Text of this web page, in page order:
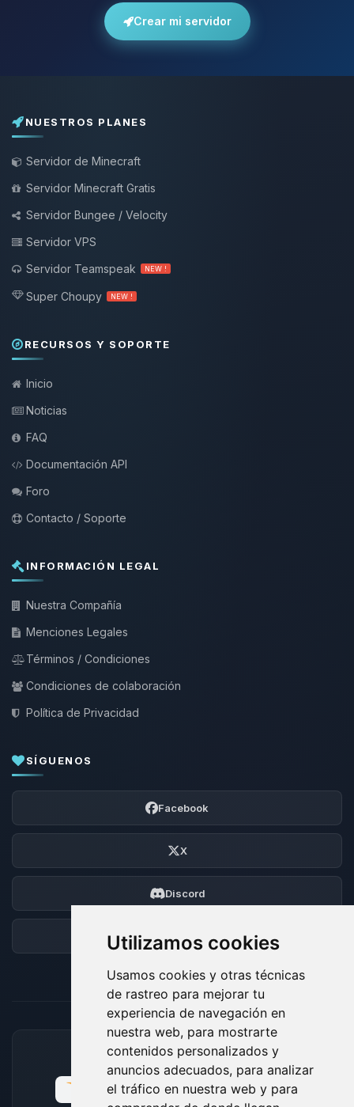
Utilizamos cookies
Usamos cookies y otras técnicas
de rastreo para mejorar tu
experiencia de navegación en
nuestra web, para mostrarte
contenidos personalizados y
anuncios adecuados, para analizar
el tráfico en nuestra web y para
Crear mi servidor
NUESTROS PLANES
Servidor de Minecraft
Servidor Minecraft Gratis
Servidor Bungee / Velocity
Servidor VPS
Servidor Teamspeak
NEW !
Super Choupy NEW !
RECURSOS Y SOPORTE
Inicio
Noticias
FAQ
Documentación API
Foro
Contacto / Soporte
INFORMACIÓN LEGAL
Nuestra Compañía
Menciones Legales
Términos / Condiciones
Condiciones de colaboración
Política de Privacidad
SÍGUENOS
Facebook
X
Discord
Foro
MÉTODOS DE PAGO ACEPTADOS